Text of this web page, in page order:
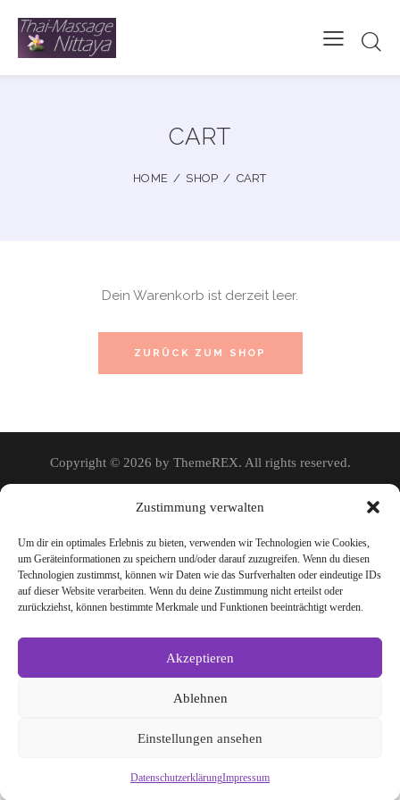
Zustimmung verwalten
Um dir ein optimales Erlebnis zu bieten, verwenden wir Technologien wie Cookies,
um Geräteinformationen zu speichern und/oder darauf zuzugreifen. Wenn du diesen
Technologien zustimmst, können wir Daten wie das Surfverhalten oder eindeutige IDs
auf dieser Website verarbeiten. Wenn du deine Zustimmung nicht erteilst oder
zurückziehst, können bestimmte Merkmale und Funktionen beeinträchtigt werden.
Akzeptieren
Ablehnen
Einstellungen ansehen
DatenschutzerklärungImpressum
CART
HOME SHOP CART
Dein Warenkorb ist derzeit leer.
ZURÜCK ZUM SHOP
Copyright © 2026 by ThemeREX. All rights reserved.